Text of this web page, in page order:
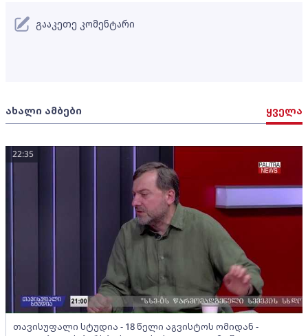
ახალი ამბები ყველა
თავისუფალი სტუდია - 18 წელი აგვისტოს ომიდან -
22:35
გააკეთე კომენტარი